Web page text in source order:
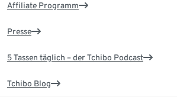
Affiliate Programm
Presse
5 Tassen täglich – der Tchibo Podcast
Tchibo Blog